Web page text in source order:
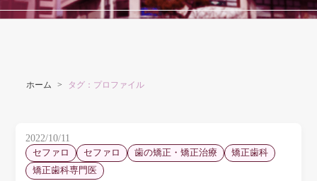
ホーム タグ：プロファイル
2022/10/11
セファロ セファロ 歯の矯正・矯正治療
矯正歯科
矯正歯科専門医